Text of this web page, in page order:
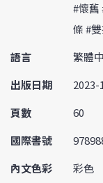
#懷舊
條 #
語言
繁體
出版日期
2023-
頁數
60
國際書號
內文色彩
彩色